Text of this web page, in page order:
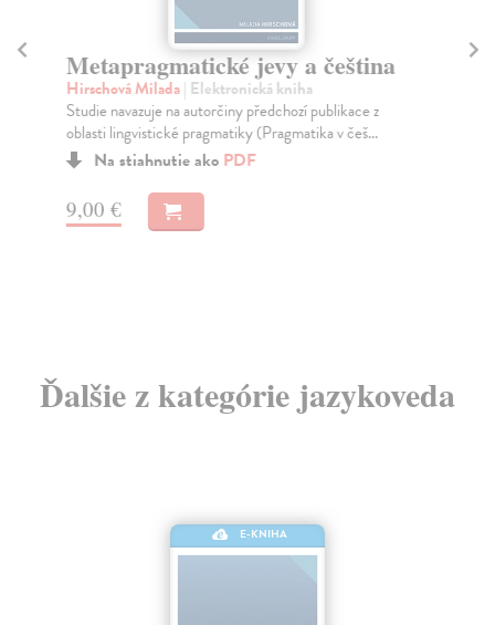
Metapragmatické jevy a čeština
Hirschová Milada| Elektronická kniha
Studie navazuje na autorčiny předchozí publikace z
oblasti lingvistické pragmatiky (Pragmatika v češ...
Na stiahnutie ako PDF
9,00 €
Ďalšie z kategórie jazykoveda
E-KNIHA